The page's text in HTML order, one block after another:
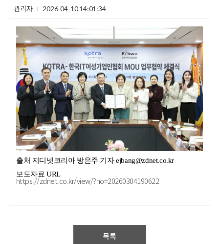
관리자 2026-04-10 14:01:34
출처 지디넷코리아 방은주 기자 ejbang@zdnet.co.kr
보도자료 URL
https://zdnet.co.kr/view/?no=20260304190622
목록